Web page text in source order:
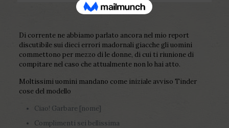
Di corrente ne abbiamo parlato ancora nel mio report
discutibile sui dieci errori madornali giacche gli uomini
commettono per mezzo di le donne, di cui ti riunione di
compitare nel caso che attualmente non lo hai atto.
Moltissimi uomini mandano come iniziale avviso Tinder
cose del modello
Ciao! Garbare [nome]
Complimenti sei bellissima